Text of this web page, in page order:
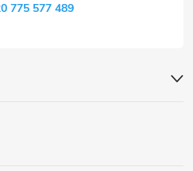
775 577 489